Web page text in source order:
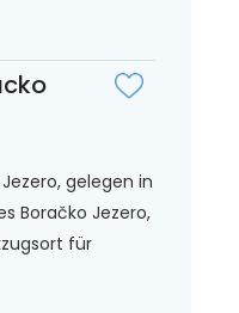
gelegen in
Boračko Jezero,
für